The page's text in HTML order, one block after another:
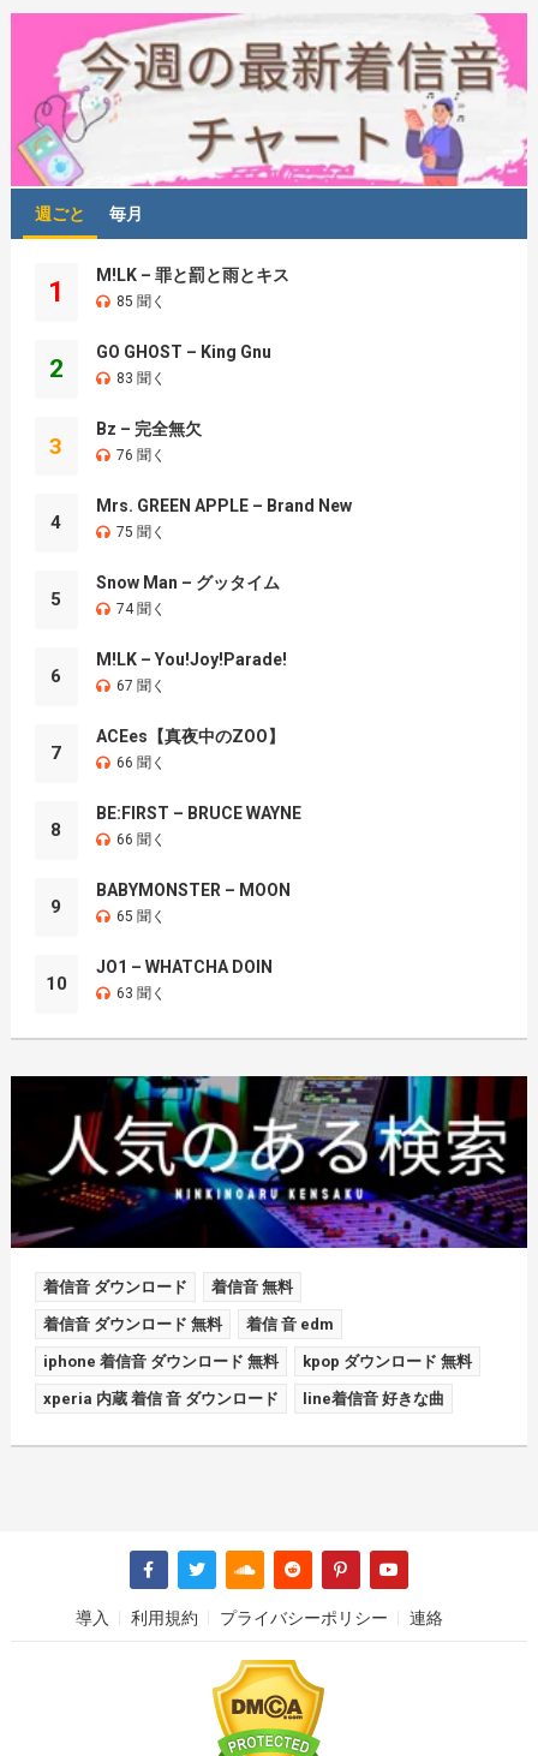
週ごと 毎月
1
M!LK – 罪と罰と雨とキス
85 聞く
2
GO GHOST – King Gnu
83 聞く
3
Bz – 完全無欠
76 聞く
4
Mrs. GREEN APPLE – Brand New
75 聞く
5
Snow Man – グッタイム
74 聞く
6
M!LK – You!Joy!Parade!
67 聞く
7
ACEes【真夜中のZOO】
66 聞く
8
BE:FIRST – BRUCE WAYNE
66 聞く
9
BABYMONSTER – MOON
65 聞く
10
JO1 – WHATCHA DOIN
63 聞く
着信音 ダウンロード 着信音 無料
着信音 ダウンロード 無料 着信 音 edm
iphone 着信音 ダウンロード 無料 kpop ダウンロード 無料
xperia 内蔵 着信 音 ダウンロード line着信音 好きな曲
導入 利用規約 プライバシーポリシー 連絡